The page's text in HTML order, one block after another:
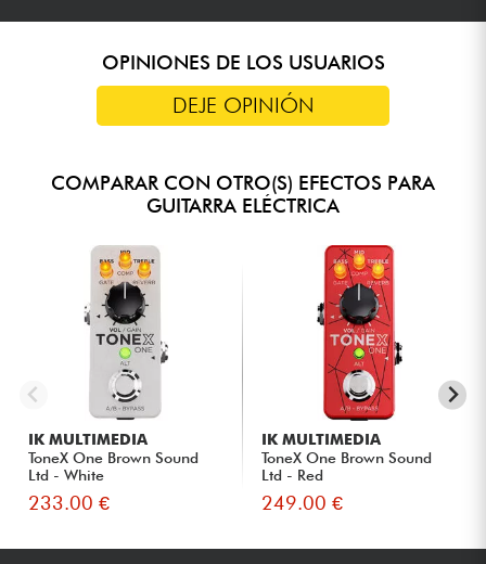
OPINIONES DE LOS USUARIOS
DEJE OPINIÓN
COMPARAR CON OTRO(S) EFECTOS PARA
GUITARRA ELÉCTRICA
IK MULTIMEDIA
ToneX One Brown Sound
Ltd - White
233.00 €
IK MULTIMEDIA
ToneX One Brown Sound
Ltd - Red
249.00 €